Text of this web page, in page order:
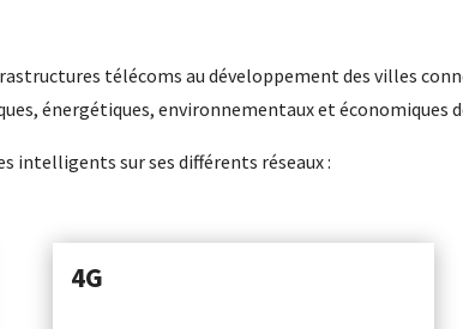
télécoms au développement des villes
énergétiques, environnementaux et économiques
intelligents sur ses différents réseaux :
4G